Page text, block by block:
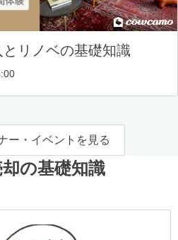
リノベの基礎知識
ー・イベントを見る
の基礎知識